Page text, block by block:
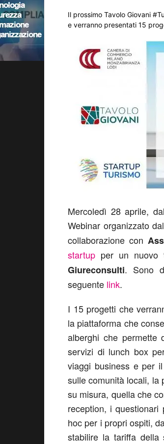
Il prossimo Tavolo Giovani
e verranno presentati 15
Mercoledì 28 aprile,
Webinar organizzato
collaborazione con
startup per un nuovo
Giureconsulti. Sono
seguente link.
I 15 progetti che
la piattaforma che
alberghi che permette
servizi di lunch box
viaggi business e per
sulle comunità locali, la
su misura, quella che
reception, i
hoc per i propri ospiti,
stabilire la tariffa